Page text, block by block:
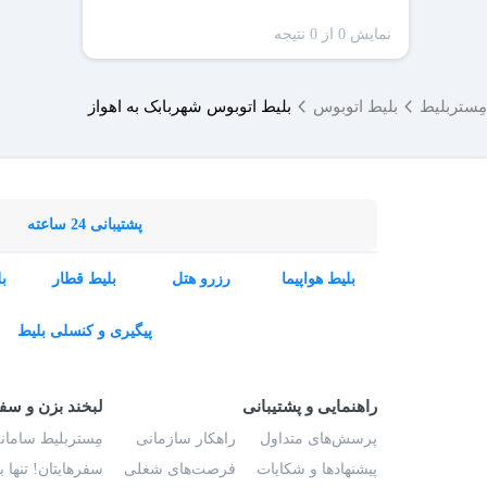
نمایش 0 از 0 نتیجه
مِستربلیط بلیط اتوبوس بلیط اتوبوس شهربابک به اهواز
پشتیبانی 24 ساعته
بلیط هواپیما رزرو هتل بلیط قطار
پیگیری و کنسلی بلیط
راهنمایی و پشتیبانی
پرسش‌های متداول
پیشنهادها و شکایات
راهکار سازمانی
فرصت‌های شغلی
لبخند بزن و
مِستربلیط
سفرهایتان!